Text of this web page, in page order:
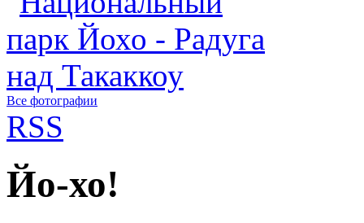
Все фотографии
RSS
Йо-хо!